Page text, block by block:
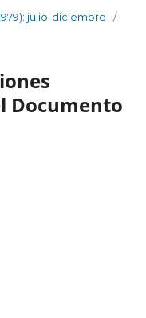
julio-diciembre
/
Documento